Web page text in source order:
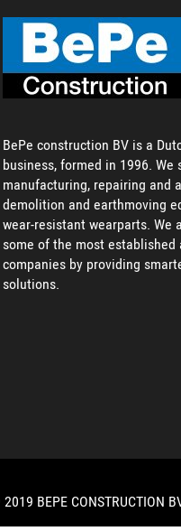
BePe construction BV is a
business, formed in 1996. We
manufacturing, repairing and
demolition and earthmoving
wear-resistant wearparts. We
some of the most established
companies by providing
solutions.
BEPE CONSTRUCTION